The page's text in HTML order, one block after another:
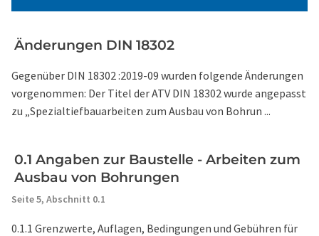
Änderungen DIN 18302
Gegenüber DIN 18302 :2019-09 wurden folgende Änderungen
vorgenommen: Der Titel der ATV DIN 18302 wurde angepasst
zu „Spezialtiefbauarbeiten zum Ausbau von Bohrun ...
0.1 Angaben zur Baustelle - Arbeiten zum
Ausbau von Bohrungen
Seite 5, Abschnitt 0.1
0.1.1 Grenzwerte, Auflagen, Bedingungen und Gebühren für